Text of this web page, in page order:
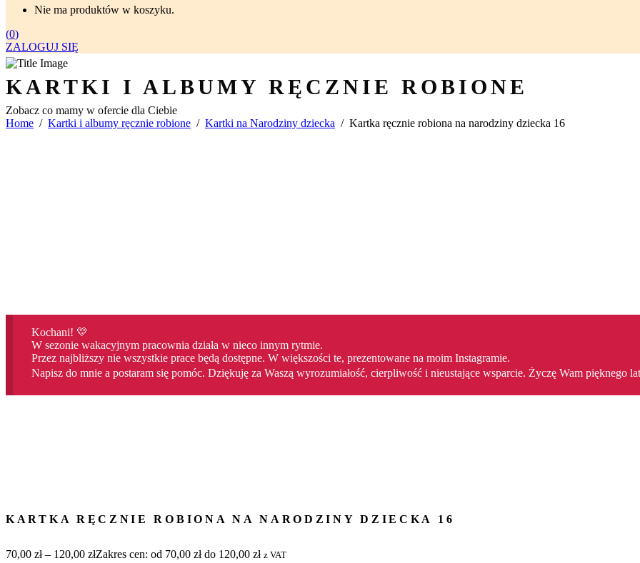
Nie ma produktów w koszyku.
(0)
ZALOGUJ SIĘ
KARTKI I ALBUMY RĘCZNIE ROBIONE
Zobacz co mamy w ofercie dla Ciebie
Home / Kartki i albumy ręcznie robione / Kartki na Narodziny dziecka / Kartka ręcznie robiona na narodziny dziecka 16
Kochani! 💛
W sezonie wakacyjnym pracownia działa w nieco innym rytmie.
Przez najbliższy nie wszystkie prace będą dostępne. W większości te, prezentowane na moim Instagramie.
Napisz do mnie a postaram się pomóc. Dziękuję za Waszą wyrozumiałość, cierpliwość i nieustające wsparcie. Życzę Wam pięknego
KARTKA RĘCZNIE ROBIONA NA NARODZINY DZIECKA 16
70,00 zł – 120,00 złZakres cen: od 70,00 zł do 120,00 zł z VAT